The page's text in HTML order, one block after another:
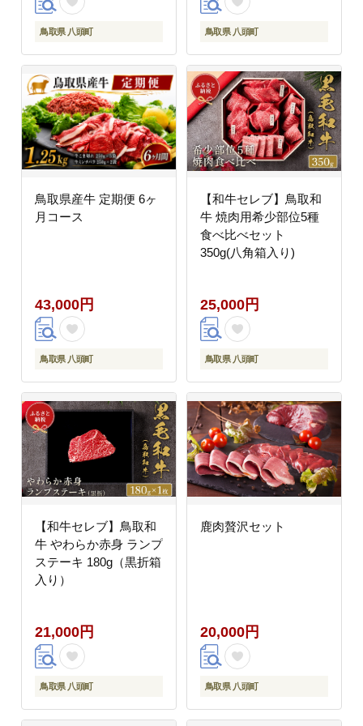
鳥取県 八頭町 鳥取県 八頭町
鳥取県産牛 定期便 6ヶ
月コース
43,000円
鳥取県 八頭町
【和牛セレブ】鳥取和
牛 焼肉用希少部位5種
食べ比べセット
350g(八角箱入り)
25,000円
鳥取県 八頭町
【和牛セレブ】鳥取和
牛 やわらか赤身 ランプ
ステーキ 180g（黒折箱
入り）
21,000円
鳥取県 八頭町
鹿肉贅沢セット
20,000円
鳥取県 八頭町